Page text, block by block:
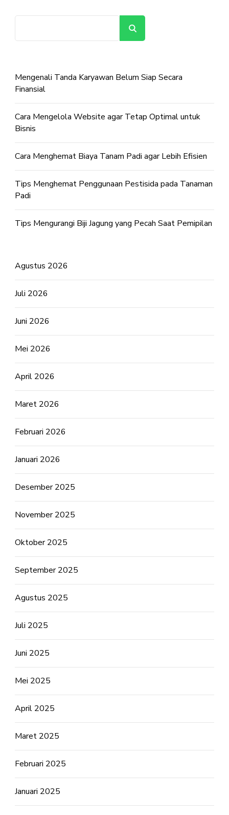
Mengenali Tanda Karyawan Belum Siap Secara
Finansial
Cara Mengelola Website agar Tetap Optimal untuk
Bisnis
Cara Menghemat Biaya Tanam Padi agar Lebih Efisien
Tips Menghemat Penggunaan Pestisida pada Tanaman
Padi
Tips Mengurangi Biji Jagung yang Pecah Saat Pemipilan
Agustus 2026
Juli 2026
Juni 2026
Mei 2026
April 2026
Maret 2026
Februari 2026
Januari 2026
Desember 2025
November 2025
Oktober 2025
September 2025
Agustus 2025
Juli 2025
Juni 2025
Mei 2025
April 2025
Maret 2025
Februari 2025
Januari 2025